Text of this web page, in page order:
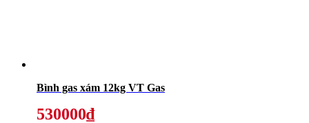
Bình gas xám 12kg VT Gas
530000₫